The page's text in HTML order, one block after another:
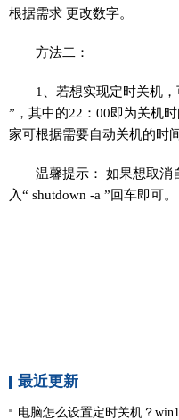
根据需求 更改数字。
方法二：
1、若想实现定时关机
”，其中的22：00即为关机
家可根据需要自动关机的时
温馨提示： 如果想取消
入“ shutdown -a ”回车即可。
最近更新
电脑怎么设置定时关机？